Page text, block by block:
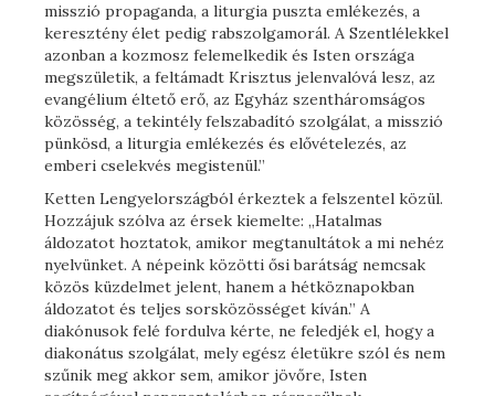
misszió propaganda, a liturgia puszta emlékezés, a
keresztény élet pedig rabszolgamorál. A Szentlélekkel
azonban a kozmosz felemelkedik és Isten országa
megszületik, a feltámadt Krisztus jelenvalóvá lesz, az
evangélium éltető erő, az Egyház szentháromságos
közösség, a tekintély felszabadító szolgálat, a misszió
pünkösd, a liturgia emlékezés és elővételezés, az
emberi cselekvés megistenül.”
Ketten Lengyelországból érkeztek a felszentel közül.
Hozzájuk szólva az érsek kiemelte: „Hatalmas
áldozatot hoztatok, amikor megtanultátok a mi nehéz
nyelvünket. A népeink közötti ősi barátság nemcsak
közös küzdelmet jelent, hanem a hétköznapokban
áldozatot és teljes sorsközösséget kíván.” A
diakónusok felé fordulva kérte, ne feledjék el, hogy a
diakonátus szolgálat, mely egész életükre szól és nem
szűnik meg akkor sem, amikor jövőre, Isten